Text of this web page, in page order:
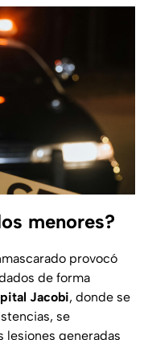
menores?
provocó
de forma
Jacobi, donde se
se
lesiones generadas